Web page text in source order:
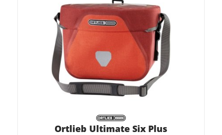
Ortlieb Ultimate Six Plus